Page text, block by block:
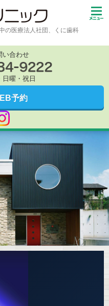
の医療法人社団、くに歯科
い合わせ
曜・祝日
予約